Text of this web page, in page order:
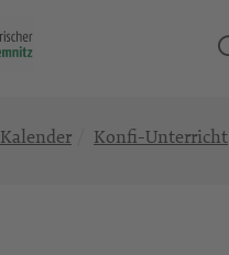
Kalender Konfi-Unterricht